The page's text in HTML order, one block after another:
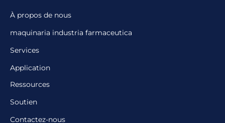
À propos de nous
maquinaria industria farmaceutica
Services
Application
Ressources
Soutien
Contactez-nous